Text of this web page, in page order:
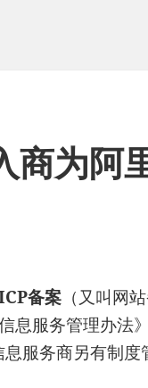
商为阿
备案 （又叫网
息服务管理办法
息服务商另有制